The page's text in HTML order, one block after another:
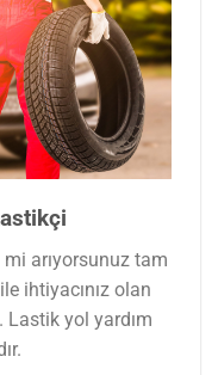
arıyorsunuz tam
ihtiyacınız olan
Lastik yol yardım